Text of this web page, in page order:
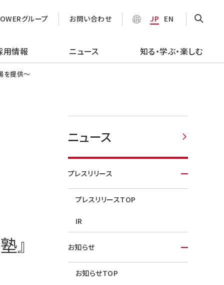
用情報 ニュース 知る・学ぶ・楽しむ
グループ お問い合わせ JP EN
を提供～
』
ニュース
プレスリリース
プレスリリースTOP
IR
お知らせ
お知らせTOP